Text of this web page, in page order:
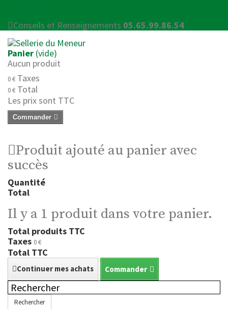
Conseils et Renseignements 05.65.99.86.54
Panier (vide)
Aucun produit
0 € Taxes
0 € Total
Les prix sont TTC
Commander
Produit ajouté au panier avec
succès
Quantité
Total
Il y a 1 produit dans votre panier.
Total produits TTC
Taxes 0 €
Total TTC
Continuer mes achats Commander
Rechercher